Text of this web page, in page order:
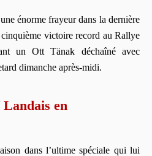
énorme frayeur dans la dernière
victoire record au Rallye
un Ott Tänak déchaîné avec
dimanche après-midi.
en
dans l’ultime spéciale qui lui